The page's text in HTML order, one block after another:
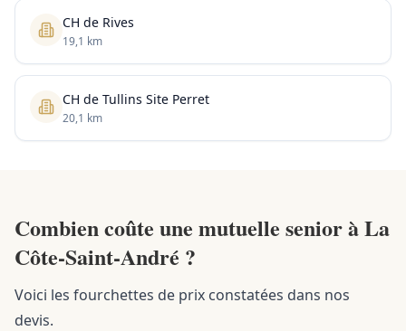
CH de Rives
19,1 km
CH de Tullins Site Perret
20,1 km
Combien coûte une mutuelle senior à La
Côte-Saint-André ?
Voici les fourchettes de prix constatées dans nos
devis.